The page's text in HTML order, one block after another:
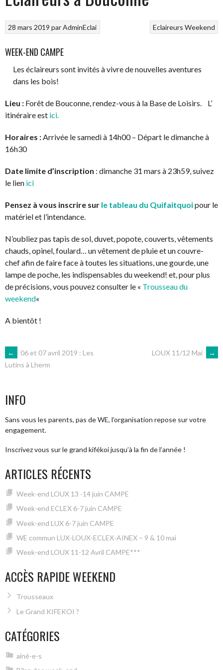
Eclaireurs Weekend
28 mars 2019 parAdminEclai
WEEK-END CAMPE
Les éclaireurs sont invités à vivre de nouvelles aventures
dans les bois!
Lieu : Forêt de Bouconne, rendez-vous à la Base de Loisirs. L’
itinéraire est ici.
Horaires : Arrivée le samedi à 14h00 – Départ le dimanche à
16h30
Date limite d’inscription : dimanche 31 mars à 23h59, suivez
le lien ici
Pensez à vous inscrire sur le tableau du Quifaitquoipour le
matériel et l’intendance.
N’oubliez pas tapis de sol, duvet, popote, couverts, vêtements
chauds, opinel, foulard… un vêtement de pluie et un couvre-
chef afin de faire face à toutes les situations, une gourde, une
lampe de poche, les indispensables du weekend! et, pour plus
de précisions, vous pouvez consulter le « Trousseau du
weekend«
A bientôt !
NAVIGATION
ARTICLES
←
06 et 07 avril 2019 : Les
Lutins à Lherm
LOUX 11/12 Mai →
INFO
Sans vous les parents, pas de WE, l’organisation repose sur votre
engagement.
Inscrivez vous sur le grand kifékoi jusqu’à la fin de l’année !
ARTICLES RÉCENTS
Week-end LOUX 13 -14 juin CAMPE
Week-end ECLEX 6-7 juin CAMPE
Week-end LUX 6-7 juin CAMPE
WE commun LUX-LOUX-ECLEX-AINEX – 9 & 10 mai
Week-end LOUX 11-12 Avril CAMPE***
ACCÈS RAPIDE WEEKEND
Trousseaux
Le Grand KIFEKOI ?
CATÉGORIES
ainé-e-s